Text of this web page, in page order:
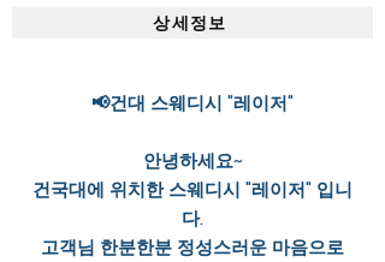
상세정보
📢건대 스웨디시 "레이저"
안녕하세요~
건국대에 위치한 스웨디시 "레이저" 입니
다.
고객님 한분한분 정성스러운 마음으로